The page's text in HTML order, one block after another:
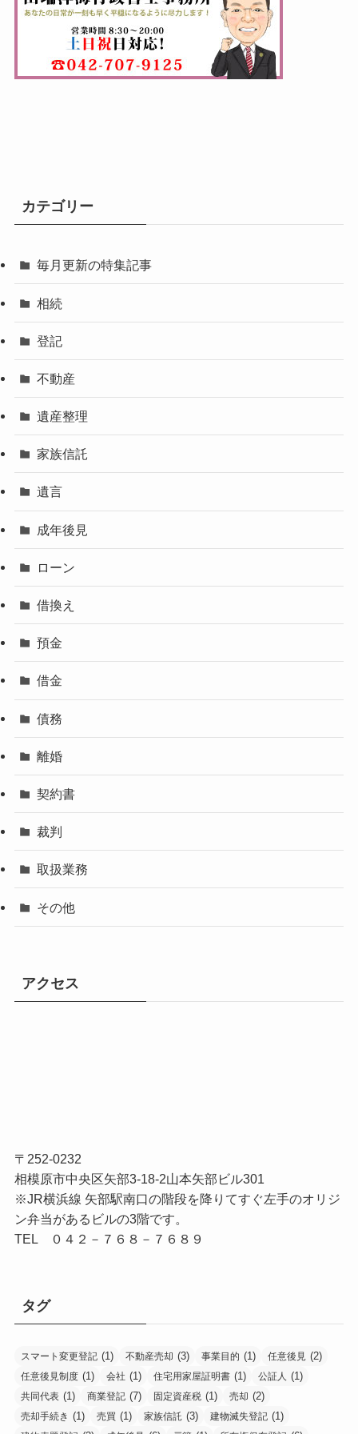
カテゴリー
毎月更新の特集記事
相続
登記
不動産
遺産整理
家族信託
遺言
成年後見
ローン
借換え
預金
借金
債務
離婚
契約書
裁判
取扱業務
その他
アクセス
〒252-0232
相模原市中央区矢部3-18-2山本矢部ビル301
※JR横浜線 矢部駅南口の階段を降りてすぐ左手のオリジ
ン弁当があるビルの3階です。
TEL ０４２－７６８－７６８９
タグ
スマート変更登記 (1) 不動産売却 (3) 事業目的 (1) 任意後見 (2)
任意後見制度 (1) 会社 (1) 住宅用家屋証明書 (1) 公証人 (1)
共同代表 (1) 商業登記 (7) 固定資産税 (1) 売却 (2)
売却手続き (1) 売買 (1) 家族信託 (3) 建物滅失登記 (1)